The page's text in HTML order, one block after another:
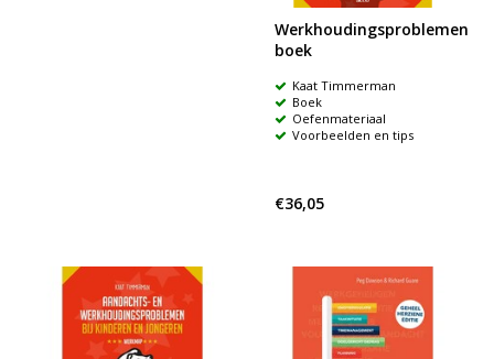
Werkhoudingsproblemen
boek
Kaat Timmerman
Boek
Oefenmateriaal
Voorbeelden en tips
€36,05